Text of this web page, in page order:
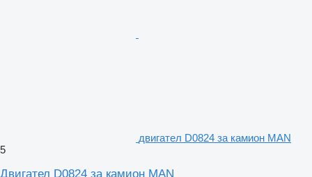
двигател D0824 за камион MAN
5
Двигател D0824 за камион MAN